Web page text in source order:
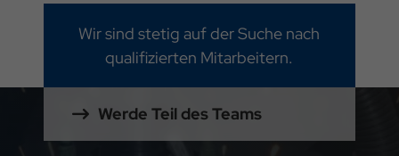
Wir sind stetig auf der Suche nach
qualifizierten Mitarbeitern.
Werde Teil des Teams